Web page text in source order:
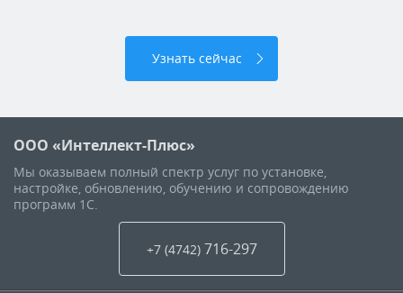
Узнать сейчас
ООО «Интеллект-Плюс»
Мы оказываем полный спектр услуг по установке,
настройке, обновлению, обучению и сопровождению
программ 1С.
+7 (4742) 716-297